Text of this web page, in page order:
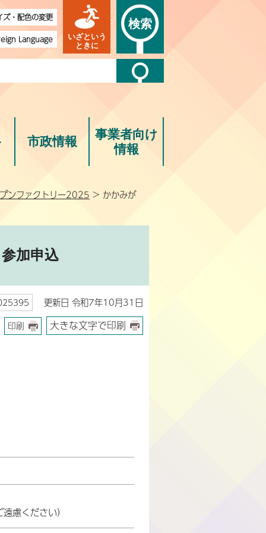
ズ・配色の変更
Language
いざという
ときに
検索
市政情報
事業者向け
情報
ンファクトリー2025 > かかみが
加申込
更新日 令和7年10月31日
印刷 大きな文字で印刷
慮ください）